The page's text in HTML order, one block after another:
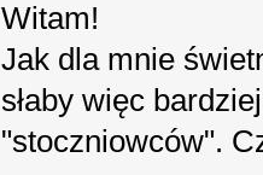
Witam!
Jak dla mnie
słaby więc
"stoczniowców".